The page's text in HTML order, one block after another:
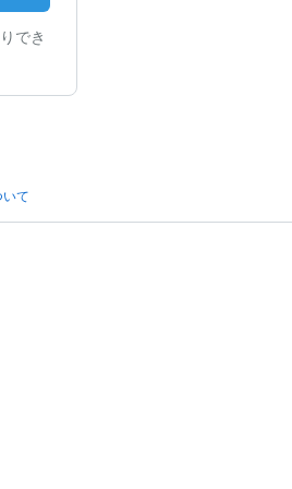
でき
て